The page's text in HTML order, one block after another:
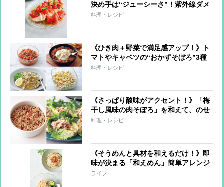
決め手は“ジューシーさ”！紫外線ダメ
ージ対策にも
料理・レシピ
《ひき肉＋野菜で満足感アップ！》ト
マトやキャベツの“おかずそぼろ”3種
と活用アレンジ8レシピ
料理・レシピ
《さっぱり酸味がアクセント！》「梅
干し風味の肉そぼろ」を和えて、のせ
て…簡単アレンジレシピ3品
料理・レシピ
《そうめんと具材を和えるだけ！》即
味が決まる「和えめん」簡単アレンジ
10レシピ！
ライフ